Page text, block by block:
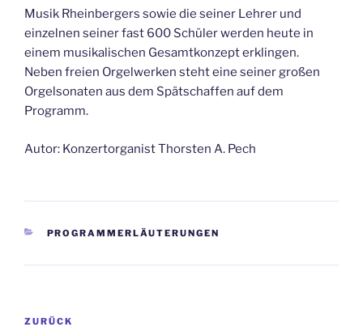
Musik Rheinbergers sowie die seiner Lehrer und
einzelnen seiner fast 600 Schüler werden heute in
einem musikalischen Gesamtkonzept erklingen.
Neben freien Orgelwerken steht eine seiner großen
Orgelsonaten aus dem Spätschaffen auf dem
Programm.
Autor: Konzertorganist Thorsten A. Pech
KATEGORIEN
PROGRAMMERLÄUTERUNGEN
Beitragsnavigation
Vorheriger
ZURÜCK